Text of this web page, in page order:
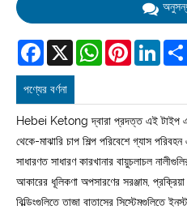
Facebook
X WhatsAppPinterest
পণ্যের বর্ণনা
Hebei Ketong দ্বারা প্রদত্ত এই টাইপ এফ
থেকে-মাঝারি চাপ শিল্প পরিবেশে গ্যাস
সাধারণত সাধারণ কারখানার বায়ুচলাচল
আকারের ধূলিকণা অপসারণের সরঞ্জাম,
বিল্ডিংগুলিতে তাজা বাতাসের সিস্টেমগুলিতে